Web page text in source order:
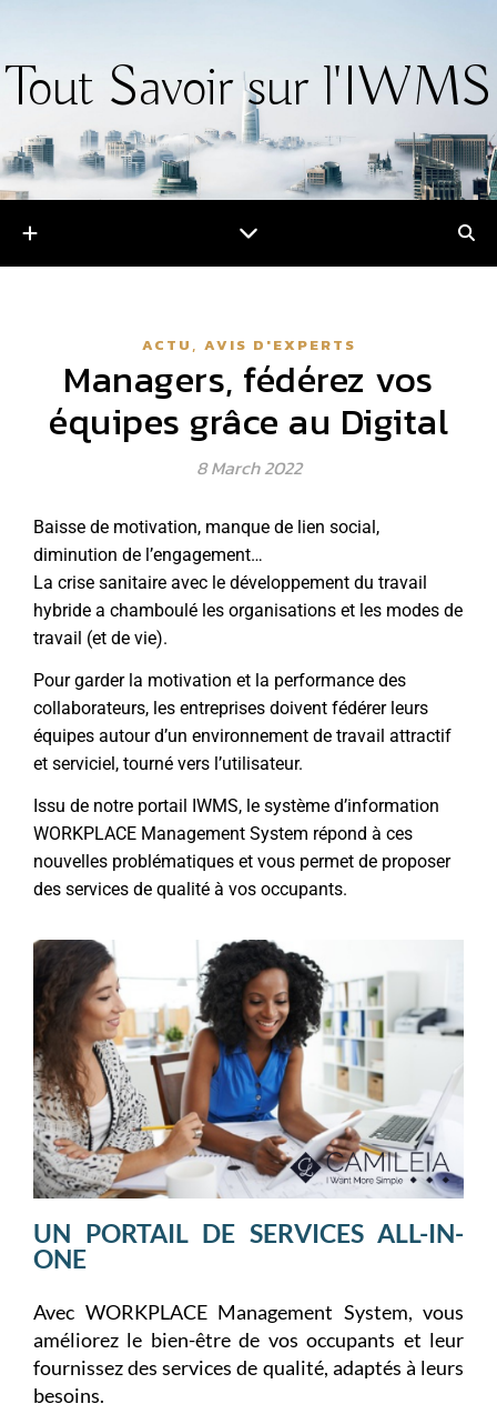
Tout Savoir sur l'IWMS
ACTU , AVIS D'EXPERTS
Managers, fédérez vos
équipes grâce au Digital
8 March 2022
Baisse de motivation, manque de lien social,
diminution de l’engagement…
La crise sanitaire avec le développement du travail
hybride a chamboulé les organisations et les modes de
travail (et de vie).
Pour garder la motivation et la performance des
collaborateurs, les entreprises doivent fédérer leurs
équipes autour d’un environnement de travail attractif
et serviciel, tourné vers l’utilisateur.
Issu de notre portail IWMS, le système d’information
WORKPLACE Management System répond à ces
nouvelles problématiques et vous permet de proposer
des services de qualité à vos occupants.
UN PORTAIL DE SERVICES ALL-IN-
ONE
Avec WORKPLACE Management System, vous
améliorez le bien-être de vos occupants et leur
fournissez des services de qualité, adaptés à leurs
besoins.